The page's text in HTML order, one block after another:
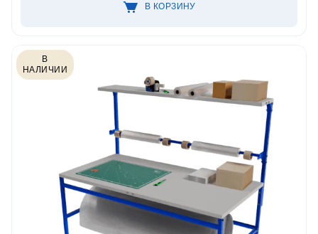
В КОРЗИНУ
В
НАЛИЧИИ